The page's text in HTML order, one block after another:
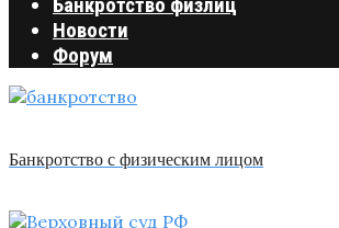
Новости
Форум
Банкротство с физическим лицом